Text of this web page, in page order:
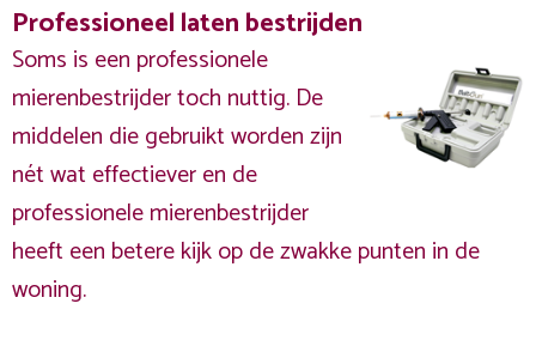
Professioneel laten bestrijden
Soms is een professionele
mierenbestrijder toch nuttig. De
middelen die gebruikt worden zijn
nét wat effectiever en de
professionele mierenbestrijder
heeft een betere kijk op de zwakke punten in de
woning.